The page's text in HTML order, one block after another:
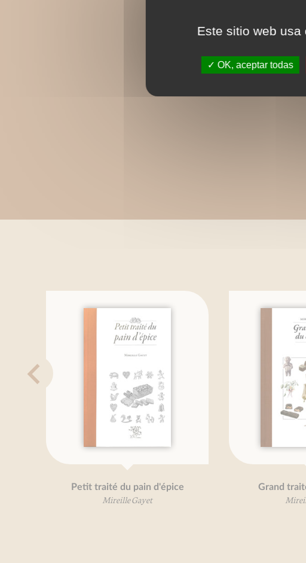
Petit traité du pain d'épice
Mireille Gayet
Grand
Este sitio web
OK, aceptar todas